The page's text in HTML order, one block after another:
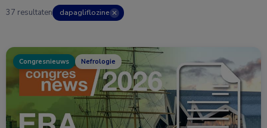
37 resultaten dapagliflozine ✕
Congresnieuws Nefrologie